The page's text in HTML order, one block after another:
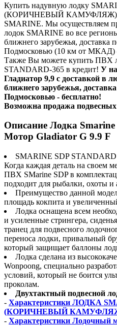
Купить надувную лодку
(КОРИЧНЕВЫЙ КАМУФЛЯЖ).
SMARINE. Мы осуществляем
лодок SMARINE во все
ближнего зарубежья,
Подмосковью (10 км от МКАД)
Также Вы можете купить ПВХ
STANDARD-365 в кредит! У
Гладиатор 9,9 с доставкой в
ближнего зарубежья,
Подмосковью - бесплатно!
Возможна продажа
Описание Лодка
Мотор Gladiator G 9.9 F
SMARINE SDP STANDARD
Когда каждая деталь на своем
ПВХ SMarine SDP в
подходит для рыбалки, охоты и
Преимущество данной
площадь кокпита и
Лодка оснащена всем
и усиленные стрингера,
транец для подвесного
переноса лодки, привальный
который защищает баллоны
Лодка сделана из
Wonpoong, специально
условий, который не боится
проколам.
Двухтактный подвесной
- Характеристики ЛОДКА
(КОРИЧНЕВЫЙ
- Характеристики Лодочный